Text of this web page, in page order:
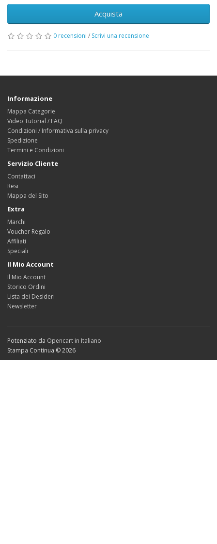
Acquista
0 recensioni / Scrivi una recensione
Informazione
Mappa Categorie
Video Tutorial / FAQ
Condizioni / Informativa sulla privacy
Spedizione
Termini e Condizioni
Servizio Cliente
Contattaci
Resi
Mappa del Sito
Extra
Marchi
Voucher Regalo
Affiliati
Speciali
Il Mio Account
Il Mio Account
Storico Ordini
Lista dei Desideri
Newsletter
Potenziato da Opencart in Italiano
Stampa Continua © 2026